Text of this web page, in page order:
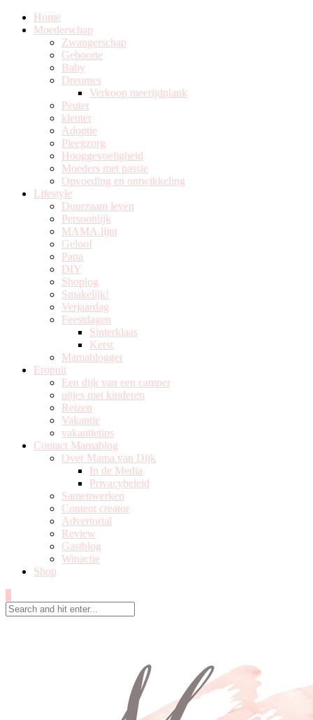
Home
Moederschap
Zwangerschap
Geboorte
Baby
Dreumes
Verkoop meerijdplank
Peuter
kleuter
Adoptie
Pleegzorg
Hooggevoeligheid
Moeders met passie
Opvoeding en ontwikkeling
Lifestyle
Duurzaam leven
Persoonlijk
MAMA.lijnt
Geloof
Papa
DIY
Shoplog
Smakelijk!
Verjaardag
Feestdagen
Sinterklaas
Kerst
Mamablogger
Eropuit
Een dijk van een camper
uitjes met kinderen
Reizen
Vakantie
vakantietips
Contact Mamablog
Over Mama van Dijk
In de Media
Privacybeleid
Samenwerken
Content creator
Advertorial
Review
Gastblog
Winactie
Shop